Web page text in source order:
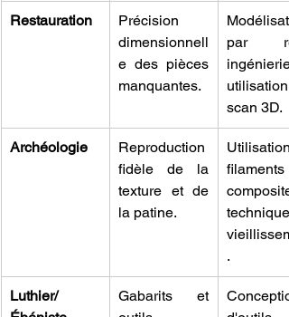
Restauration
Précision
dimensionnell
e des pièces
manquantes.
par
scan 3D.
Archéologie
Reproduction
fidèle de la
texture et de
la patine.
filaments
.
Luthier/
Gabarits et